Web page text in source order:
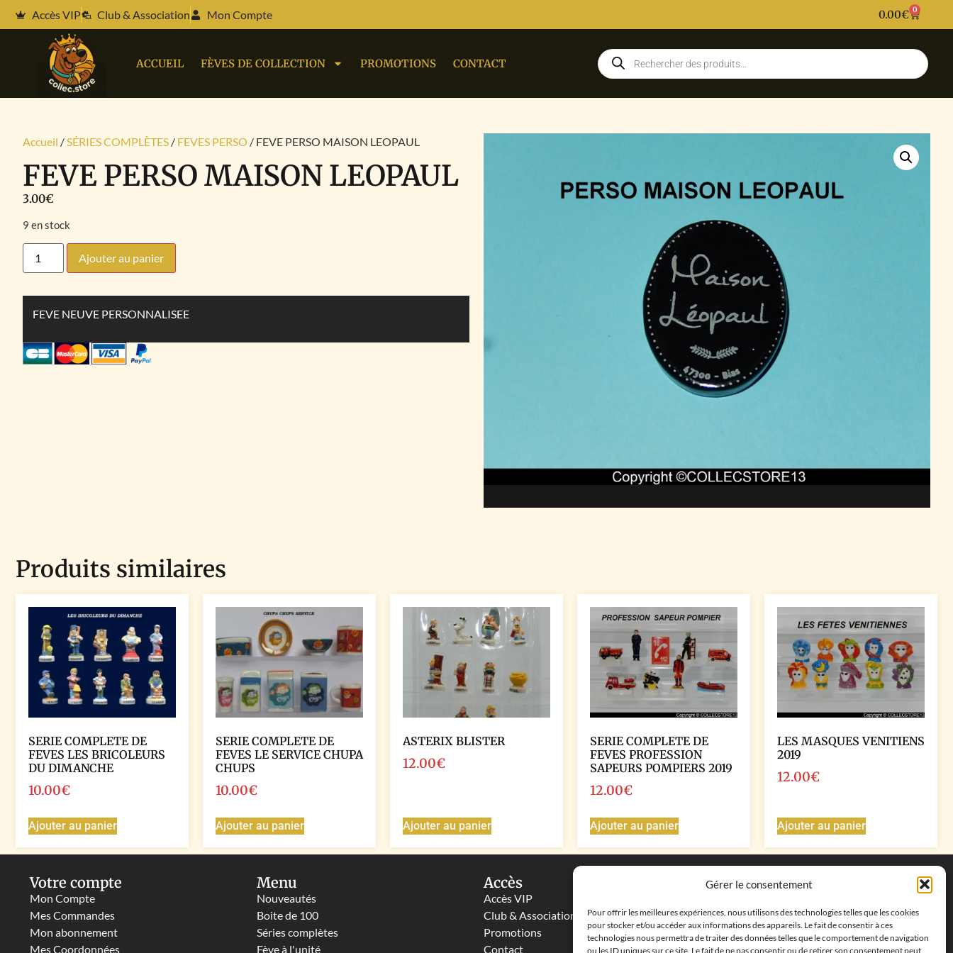
Gérer le consentement
Pour offrir les meilleures expériences, nous utilisons des technologies telles que les cookies
pour stocker et/ou accéder aux informations des appareils. Le fait de consentir à ces
technologies nous permettra de traiter des données telles que le comportement de navigation
ou les ID uniques sur ce site. Le fait de ne pas consentir ou de retirer son consentement peut
Accès VIP Club & Association Mon Compte 0.00€ 0
ACCUEIL FÈVES DE COLLECTION PROMOTIONS CONTACT
Accueil /SÉRIES COMPLÈTES / FEVES PERSO / FEVE PERSO MAISON LEOPAUL
FEVE PERSO MAISON LEOPAUL
3.00€
9 en stock
Ajouter au panier
FEVE NEUVE PERSONNALISEE
Produits similaires
SERIE COMPLETE DE
FEVES LES BRICOLEURS
DU DIMANCHE
10.00€
Ajouter au panier
SERIE COMPLETE DE
FEVES LE SERVICE CHUPA
CHUPS
10.00€
Ajouter au panier
ASTERIX BLISTER
12.00€
Ajouter au panier
SERIE COMPLETE DE
FEVES PROFESSION
SAPEURS POMPIERS 2019
12.00€
Ajouter au panier
LES MASQUES VENITIENS
2019
12.00€
Ajouter au panier
Votre compte
Mon Compte
Mes Commandes
Mon abonnement
Mes Coordonnées
Menu
Nouveautés
Boite de 100
Séries complètes
Fève à l'unité
Accès
Accès VIP
Club & Associations
Promotions
Contact
Coordonnées
cléments, 13500 Martigues, France
Téléphone : ‭+33652313256‬
Email :feves.collecstore@gmail.com